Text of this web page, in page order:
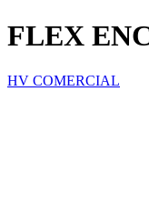
FLEX
HV COMERCIAL